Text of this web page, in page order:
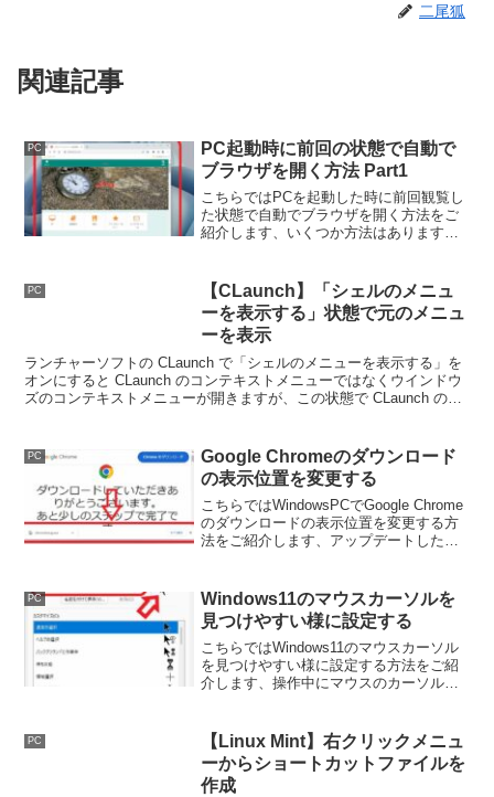
二尾狐
関連記事
PC
PC起動時に前回の状態で自動で
ブラウザを開く方法 Part1
こちらではPCを起動した時に前回観覧し
た状態で自動でブラウザを開く方法をご
紹介します、いくつか方法はありますが
タートアップ機能を使用した方法をご紹
介したいと思います。
PC
【CLaunch】「シェルのメニュ
ーを表示する」状態で元のメニュ
ーを表示
ランチャーソフトの CLaunch で「シェルのメニューを表示する」を
オンにすると CLaunch のコンテキストメニューではなくウインドウ
ズのコンテキストメニューが開きますが、この状態で CLaunch のメ
PC
Google Chromeのダウンロード
の表示位置を変更する
こちらではWindowsPCでGoogle Chrome
のダウンロードの表示位置を変更する方
法をご紹介します、アップデートしたら
んな時は元のウィンドウ下部の表示に戻
す事も出来ます。
PC
Windows11のマウスカーソルを
見つけやすい様に設定する
こちらではWindows11のマウスカーソル
を見つけやすい様に設定する方法をご紹
介します、操作中にマウスのカーソルが
スの位置を表示する機能もありますので
確認してみましょう。
PC
【Linux Mint】右クリックメニュ
ーからショートカットファイルを
作成